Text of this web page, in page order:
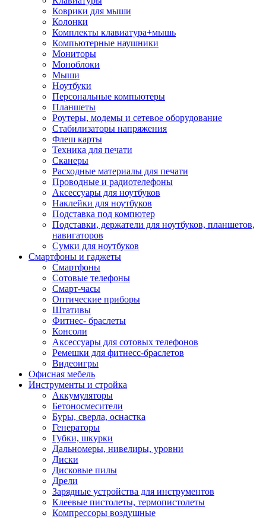
Коврики для мыши
Колонки
Комплекты клавиатура+мышь
Компьютерные наушники
Мониторы
Моноблоки
Мыши
Ноутбуки
Персональные компьютеры
Планшеты
Роутеры, модемы и сетевое оборудование
Стабилизаторы напряжения
Флеш карты
Техника для печати
Сканеры
Расходные материалы для печати
Проводные и радиотелефоны
Аксессуары для ноутбуков
Наклейки для ноутбуков
Подставка под компютер
Подставки, держатели для ноутбуков, планшетов,
навигаторов
Сумки для ноутбуков
Смартфоны и гаджеты
Смартфоны
Сотовые телефоны
Смарт-часы
Оптические приборы
Штативы
Фитнес- браслеты
Консоли
Аксессуары для сотовых телефонов
Ремешки для фитнесс-браслетов
Видеоигры
Офисная мебель
Инструменты и стройка
Аккумуляторы
Бетоносмесители
Буры, сверла, оснастка
Генераторы
Губки, шкурки
Дальномеры, нивелиры, уровни
Диски
Дисковые пилы
Дрели
Зарядные устройства для инструментов
Клеевые пистолеты, термопистолеты
Компрессоры воздушные